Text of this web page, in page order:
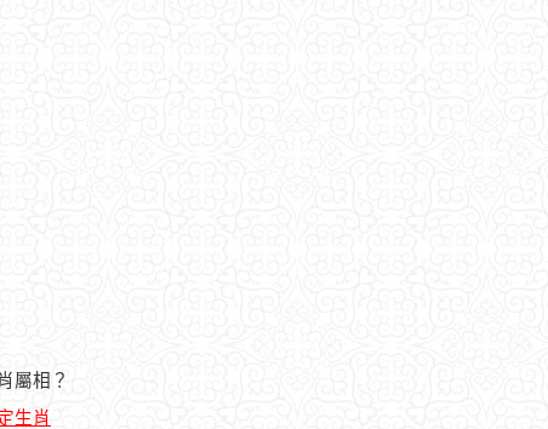
屬相？
生肖